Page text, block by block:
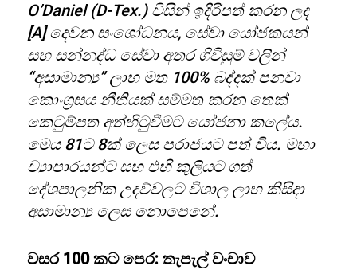
O’Daniel (D-Tex.) විසින් ඉදිරිපත් කරන ලද
[A] දෙවන සංශෝධනය, සේවා යෝජකයන්
සහ සන්නද්ධ සේවා අතර ගිවිසුම් වලින්
“අසාමාන්‍ය” ලාභ මත 100% බද්දක් පනවා
කොංග්‍රසය නීතියක් සම්මත කරන තෙක්
කෙටුම්පත අත්හිටුවීමට යෝජනා කලේය.
මෙය 81ට 8ක් ලෙස පරාජයට පත් විය. මහා
ව්‍යාපාරයන්ට සහ එහි කුලියට ගත්
දේශපාලනික උදව්වලට විශාල ලාභ කිසිදා
අසාමාන්‍ය ලෙස නොපෙනේ.
වසර 100 කට පෙර: තැපැල් වංචාව